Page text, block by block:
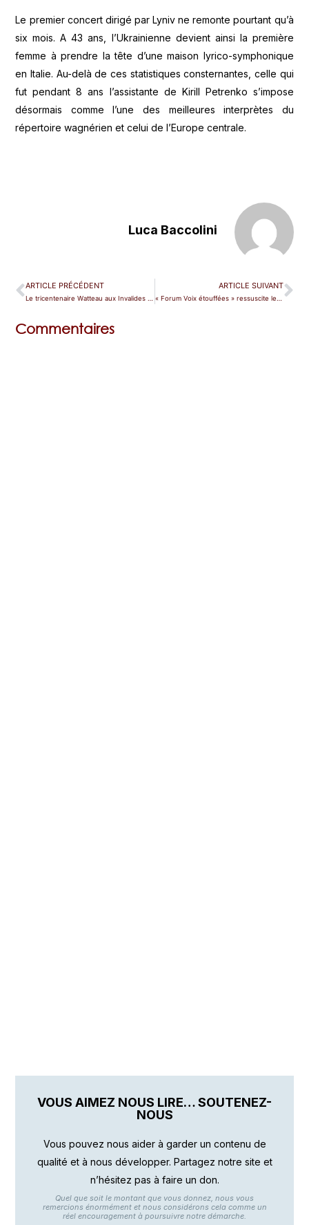
Le premier concert dirigé par Lyniv ne remonte pourtant qu’à
six mois. A 43 ans, l’Ukrainienne devient ainsi la première
femme à prendre la tête d’une maison lyrico-symphonique
en Italie. Au-delà de ces statistiques consternantes, celle qui
fut pendant 8 ans l’assistante de Kirill Petrenko s’impose
désormais comme l’une des meilleures interprètes du
répertoire wagnérien et celui de l’Europe centrale.
Luca Baccolini
ARTICLE PRÉCÉDENT ARTICLE SUIVANT
Commentaires
VOUS AIMEZ NOUS LIRE… SOUTENEZ-
NOUS
Vous pouvez nous aider à garder un contenu de
qualité et à nous développer. Partagez notre site et
n’hésitez pas à faire un don.
Quel que soit le montant que vous donnez, nous vous
remercions énormément et nous considérons cela comme un
réel encouragement à poursuivre notre démarche.